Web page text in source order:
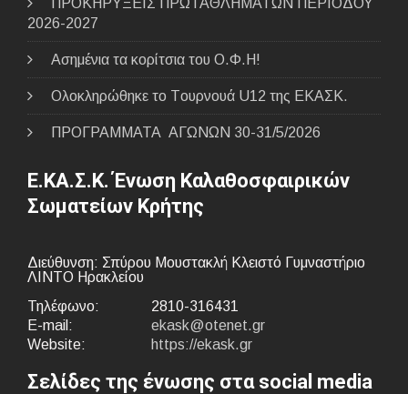
ΠΡΟΚΗΡΥΞΕΙΣ ΠΡΩΤΑΘΛΗΜΑΤΩΝ ΠΕΡΙΟΔΟΥ
2026-2027
Ασημένια τα κορίτσια του Ο.Φ.Η!
Ολοκληρώθηκε το Tουρνουά U12 της ΕΚΑΣΚ.
ΠΡΟΓΡΑΜΜΑΤΑ ΑΓΩΝΩΝ 30-31/5/2026
Ε.ΚΑ.Σ.Κ. Ένωση Καλαθοσφαιρικών
Σωματείων Κρήτης
Διεύθυνση: Σπύρου Μουστακλή Κλειστό Γυμναστήριο
ΛΙΝΤΟ Ηρακλείου
Τηλέφωνο:
2810-316431
E-mail:
ekask@otenet.gr
Website:
https://ekask.gr
Σελίδες της ένωσης στα social media